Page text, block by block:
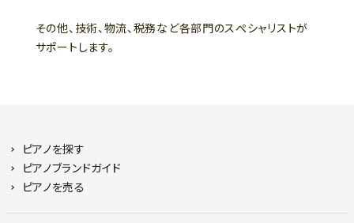
その他、技術、物流、税務など各部門のスぺシャリストが
サポートします。
ピアノを探す
ピアノブランドガイド
ピアノを売る